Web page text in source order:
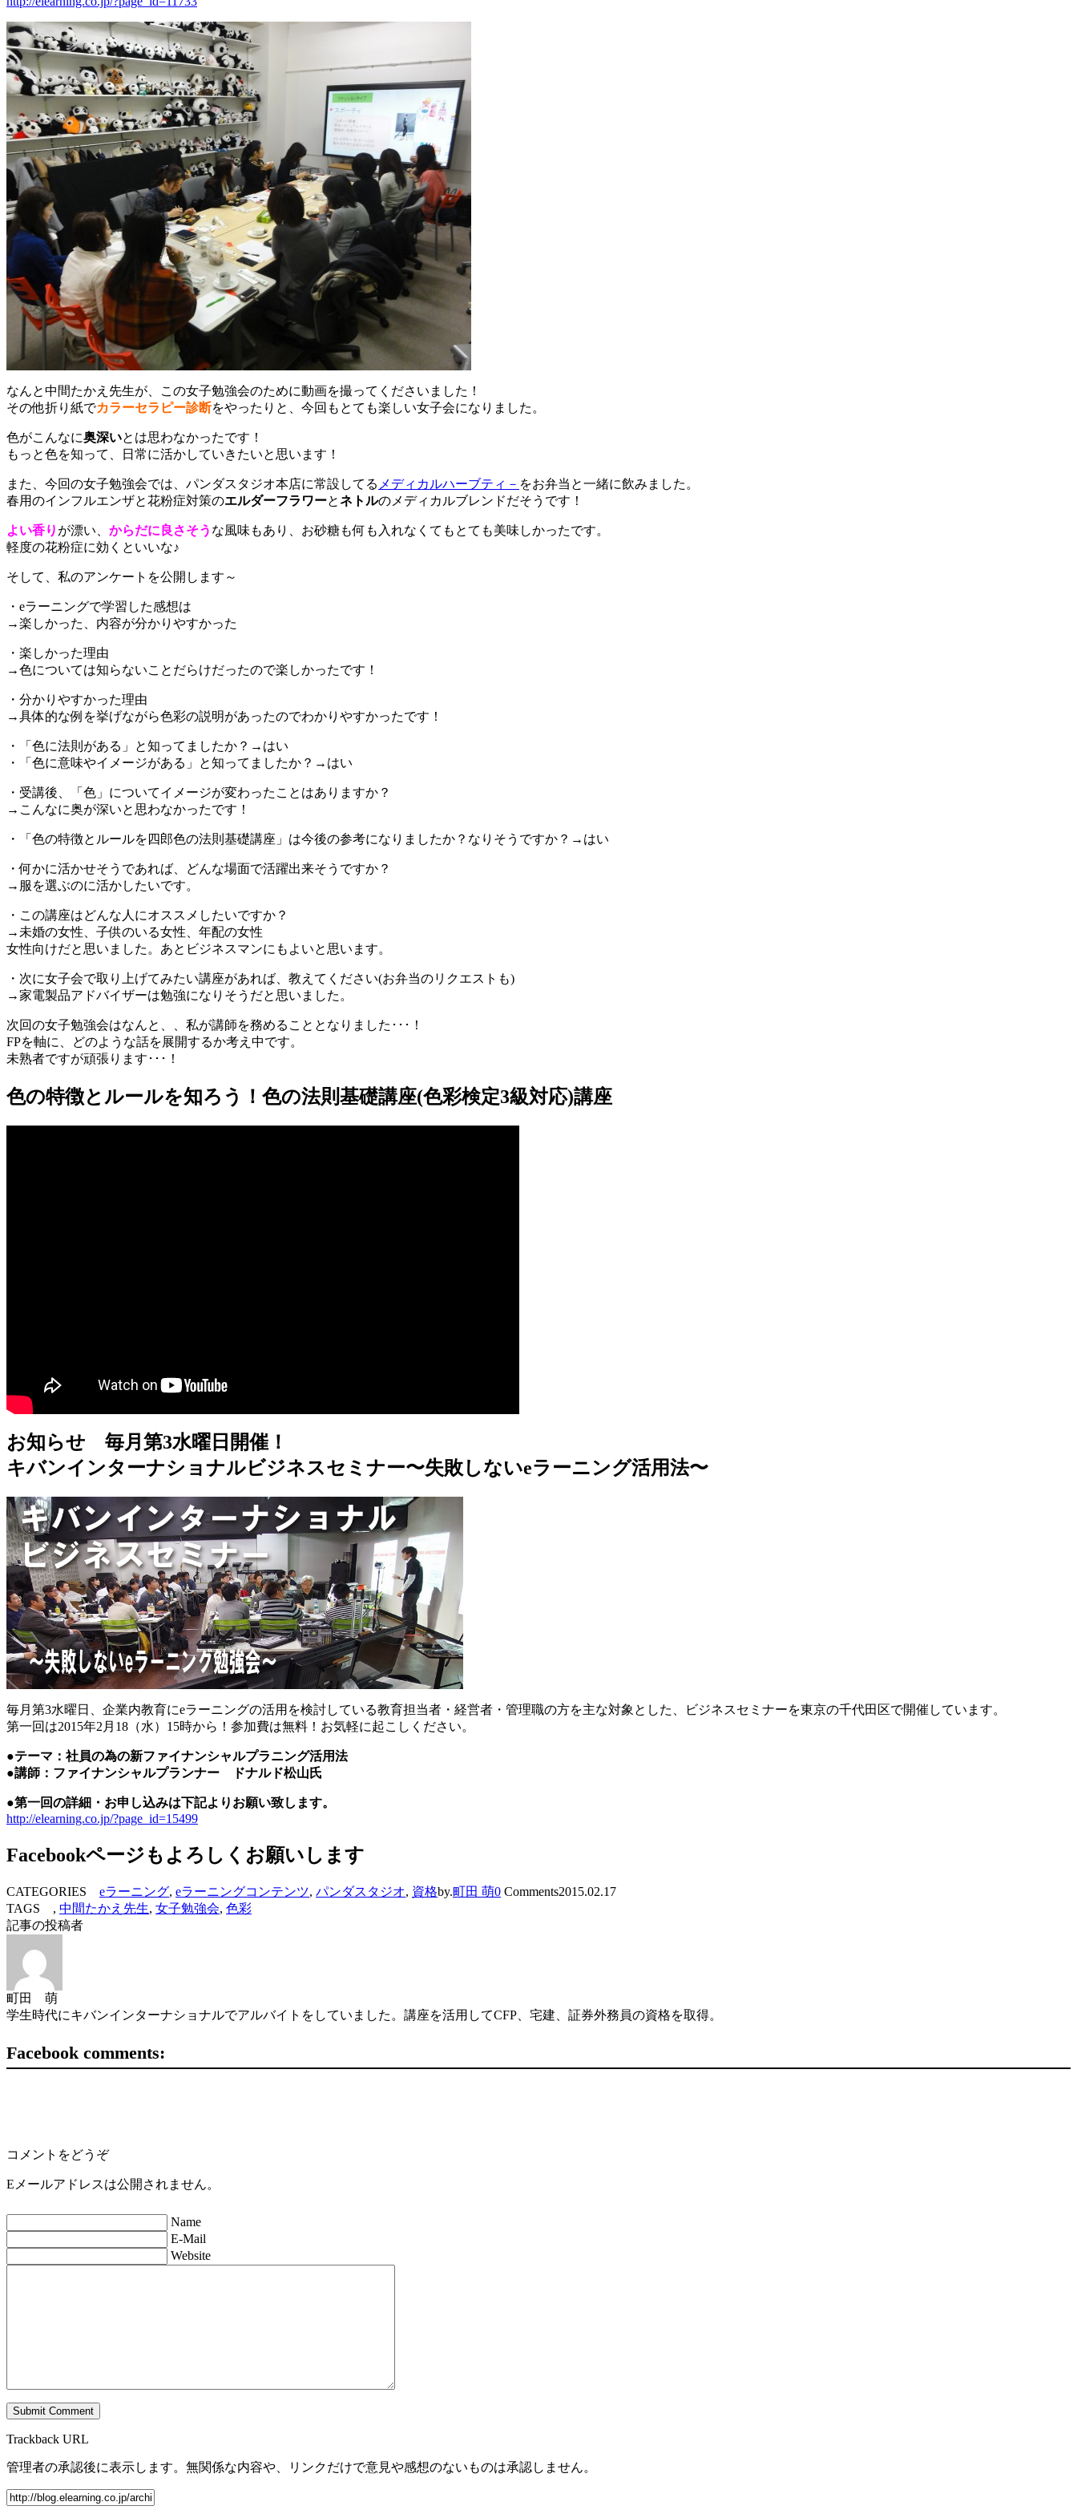
なんと中間たかえ先生が、この女子勉強会のために動画を撮ってくださいました！
その他折り紙でカラーセラピー診断をやったりと、今回もとても楽しい女子会になりました。
色がこんなに奥深いとは思わなかったです！
もっと色を知って、日常に活かしていきたいと思います！
また、今回の女子勉強会では、パンダスタジオ本店に常設してる メディカルハーブティ－ をお弁当と一緒に飲みました。
春用のインフルエンザと花粉症対策のエルダーフラワーとネトルのメディカルブレンドだそうです！
よい香り が漂い、 からだに良さそう な風味もあり、お砂糖も何も入れなくてもとても美味しかったです。
軽度の花粉症に効くといいな♪
そして、私のアンケートを公開します～
・eラーニングで学習した感想は
→楽しかった、内容が分かりやすかった
・楽しかった理由
→色については知らないことだらけだったので楽しかったです！
・分かりやすかった理由
→具体的な例を挙げながら色彩の説明があったのでわかりやすかったです！
・「色に法則がある」と知ってましたか？→はい
・「色に意味やイメージがある」と知ってましたか？→はい
・受講後、「色」についてイメージが変わったことはありますか？
→こんなに奥が深いと思わなかったです！
・「色の特徴とルールを四郎色の法則基礎講座」は今後の参考になりましたか？なりそうですか？→はい
・何かに活かせそうであれば、どんな場面で活躍出来そうですか？
→服を選ぶのに活かしたいです。
・この講座はどんな人にオススメしたいですか？
→未婚の女性、子供のいる女性、年配の女性
女性向けだと思いました。あとビジネスマンにもよいと思います。
・次に女子会で取り上げてみたい講座があれば、教えてください(お弁当のリクエストも)
→家電製品アドバイザーは勉強になりそうだと思いました。
次回の女子勉強会はなんと、、私が講師を務めることとなりました･･･！
FPを軸に、どのような話を展開するか考え中です。
未熟者ですが頑張ります･･･！
色の特徴とルールを知ろう！色の法則基礎講座(色彩検定3級対応)講座
お知らせ 毎月第3水曜日開催！
キバンインターナショナルビジネスセミナー〜失敗しないeラーニング活用法〜
毎月第3水曜日、企業内教育にeラーニングの活用を検討している教育担当者・経営者・管理職の方を主な対象とした、ビジネスセミナーを東京の千代田区で開催しています。
第一回は2015年2月18（水）15時から！参加費は無料！お気軽に起こしください。
●テーマ：社員の為の新ファイナンシャルプラニング活用法
●講師：ファイナンシャルプランナー ドナルド松山氏
●第一回の詳細・お申し込みは下記よりお願い致します。
http://elearning.co.jp/?page_id=15499
Facebookページもよろしくお願いします
CATEGORIES eラーニング, eラーニングコンテンツ, パンダスタジオ, 資格by.町田 萌0 Comments2015.02.17
TAGS , 中間たかえ先生, 女子勉強会, 色彩
記事の投稿者
町田 萌
学生時代にキバンインターナショナルでアルバイトをしていました。講座を活用してCFP、宅建、証券外務員の資格を取得。
Facebook comments:
コメントをどうぞ
Eメールアドレスは公開されません。
Name
E-Mail
Website
Trackback URL
管理者の承認後に表示します。無関係な内容や、リンクだけで意見や感想のないものは承認しません。